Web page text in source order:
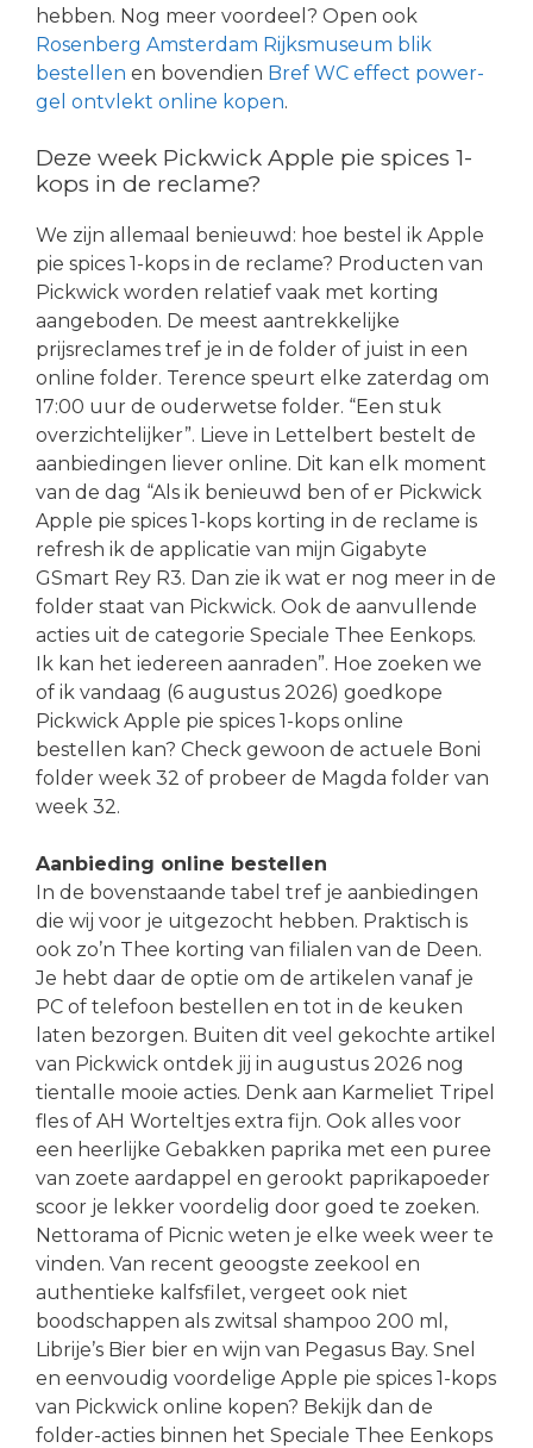
hebben. Nog meer voordeel? Open ook
Rosenberg Amsterdam Rijksmuseum blik
bestellen en bovendien Bref WC effect power-
gel ontvlekt online kopen.
Deze week Pickwick Apple pie spices 1-
kops in de reclame?
We zijn allemaal benieuwd: hoe bestel ik Apple
pie spices 1-kops in de reclame? Producten van
Pickwick worden relatief vaak met korting
aangeboden. De meest aantrekkelijke
prijsreclames tref je in de folder of juist in een
online folder. Terence speurt elke zaterdag om
17:00 uur de ouderwetse folder. “Een stuk
overzichtelijker”. Lieve in Lettelbert bestelt de
aanbiedingen liever online. Dit kan elk moment
van de dag “Als ik benieuwd ben of er Pickwick
Apple pie spices 1-kops korting in de reclame is
refresh ik de applicatie van mijn Gigabyte
GSmart Rey R3. Dan zie ik wat er nog meer in de
folder staat van Pickwick. Ook de aanvullende
acties uit de categorie Speciale Thee Eenkops.
Ik kan het iedereen aanraden”. Hoe zoeken we
of ik vandaag (6 augustus 2026) goedkope
Pickwick Apple pie spices 1-kops online
bestellen kan? Check gewoon de actuele Boni
folder week 32 of probeer de Magda folder van
week 32.
Aanbieding online bestellen
In de bovenstaande tabel tref je aanbiedingen
die wij voor je uitgezocht hebben. Praktisch is
ook zo’n Thee korting van filialen van de Deen.
Je hebt daar de optie om de artikelen vanaf je
PC of telefoon bestellen en tot in de keuken
laten bezorgen. Buiten dit veel gekochte artikel
van Pickwick ontdek jij in augustus 2026 nog
tientalle mooie acties. Denk aan Karmeliet Tripel
fles of AH Worteltjes extra fijn. Ook alles voor
een heerlijke Gebakken paprika met een puree
van zoete aardappel en gerookt paprikapoeder
scoor je lekker voordelig door goed te zoeken.
Nettorama of Picnic weten je elke week weer te
vinden. Van recent geoogste zeekool en
authentieke kalfsfilet, vergeet ook niet
boodschappen als zwitsal shampoo 200 ml,
Librije’s Bier bier en wijn van Pegasus Bay. Snel
en eenvoudig voordelige Apple pie spices 1-kops
van Pickwick online kopen? Bekijk dan de
folder-acties binnen het Speciale Thee Eenkops